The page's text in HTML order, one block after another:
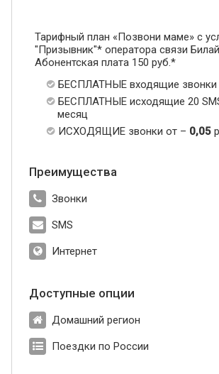
Тарифный план «Позвони маме» с
"Призывник"* оператора связи
Абонентская плата 150 руб.*
БЕСПЛАТНЫЕ входящие звонки
БЕСПЛАТНЫЕ исходящие 20
месяц
ИСХОДЯЩИЕ звонки от – 0,05
Преимущества
Звонки
SMS
Интернет
Доступные опции
Домашний регион
Поездки по России